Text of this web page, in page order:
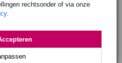
rechtsonder of via onze
.